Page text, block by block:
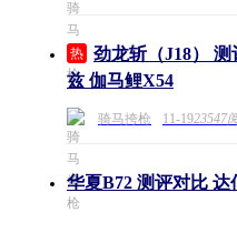
热
劲龙斩（J18）
兹 伽马鲤X54
骑马挎枪 11-1923547
华夏B72 测评对比 达